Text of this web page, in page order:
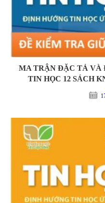
MA TRẬN ĐẶC TẢ VÀ
TIN HỌC 12 SÁCH